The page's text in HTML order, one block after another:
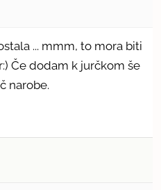
... mmm, to mora biti
Če dodam k jurčkom še
narobe.